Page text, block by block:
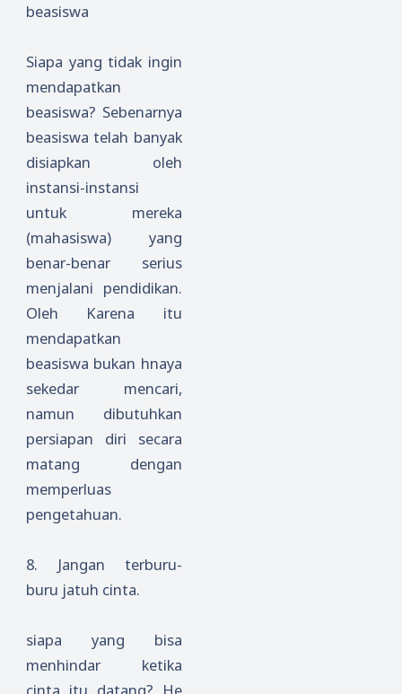
beasiswa
Siapa yang tidak ingin
mendapatkan
beasiswa? Sebenarnya
beasiswa telah banyak
disiapkan oleh
instansi-instansi
untuk mereka
(mahasiswa) yang
benar-benar serius
menjalani pendidikan.
Oleh Karena itu
mendapatkan
beasiswa bukan hnaya
sekedar mencari,
namun dibutuhkan
persiapan diri secara
matang dengan
memperluas
pengetahuan.
8.
Jangan terburu-
buru jatuh cinta.
siapa yang bisa
menhindar ketika